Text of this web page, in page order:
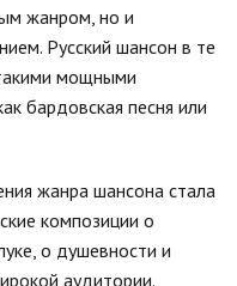
жанром, но и
Русский шансон в те
мощными
бардовская песня или
жанра шансона стала
композиции о
о душевности и
аудитории.